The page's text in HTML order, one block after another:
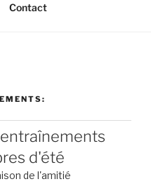
Contact
d'été
de l'amitié